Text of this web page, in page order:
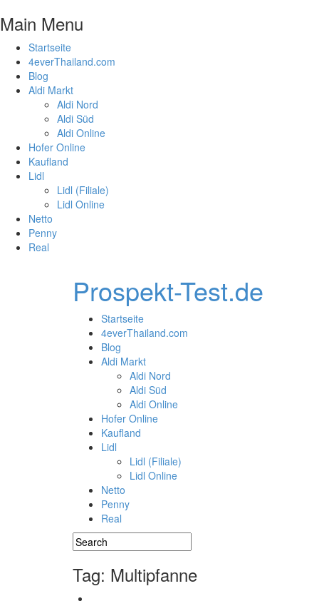
Main Menu
Startseite
4everThailand.com
Blog
Aldi Markt
Aldi Nord
Aldi Süd
Aldi Online
Hofer Online
Kaufland
Lidl
Lidl (Filiale)
Lidl Online
Netto
Penny
Real
Prospekt-Test.de
Startseite
4everThailand.com
Blog
Aldi Markt
Aldi Nord
Aldi Süd
Aldi Online
Hofer Online
Kaufland
Lidl
Lidl (Filiale)
Lidl Online
Netto
Penny
Real
Tag: Multipfanne